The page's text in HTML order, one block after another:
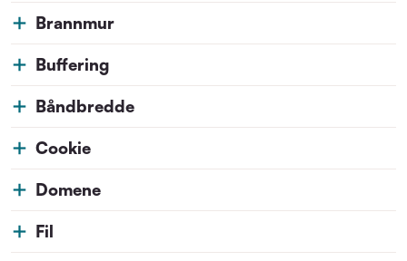
Brannmur
Buffering
Båndbredde
Cookie
Domene
Fil